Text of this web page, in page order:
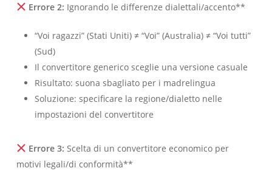
Errore 2: Ignorando le differenze dialettali/accento**
“Voi ragazzi” (Stati Uniti) ≠ “Voi” (Australia) ≠ “Voi tutti”
(Sud)
Il convertitore generico sceglie una versione casuale
Risultato: suona sbagliato per i madrelingua
Soluzione: specificare la regione/dialetto nelle
impostazioni del convertitore
Errore 3: Scelta di un convertitore economico per
motivi legali/di conformità**
Čeština
繁體中文
العربية
Bahasa Indonesia
Tiếng Việt